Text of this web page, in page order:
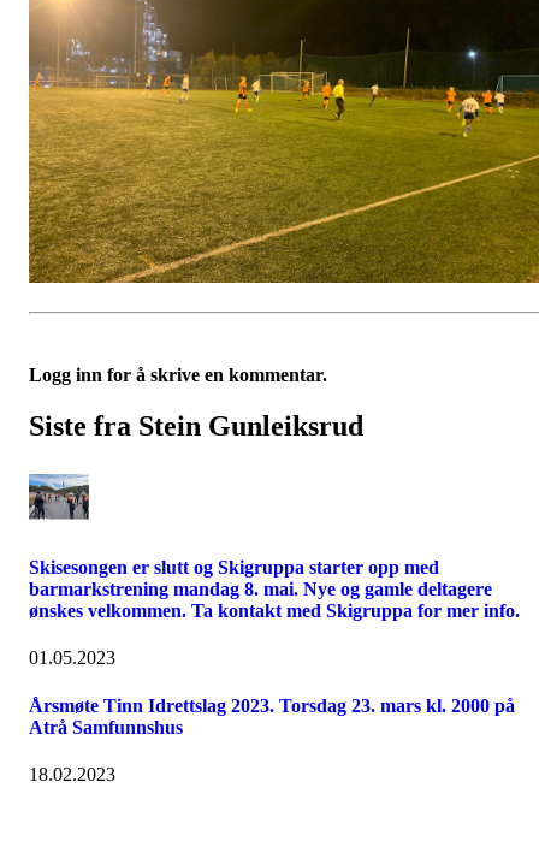
Logg inn for å skrive en kommentar.
Siste fra Stein Gunleiksrud
Skisesongen er slutt og Skigruppa starter opp med
barmarkstrening mandag 8. mai. Nye og gamle deltagere
ønskes velkommen. Ta kontakt med Skigruppa for mer info.
01.05.2023
Årsmøte Tinn Idrettslag 2023. Torsdag 23. mars kl. 2000 på
Atrå Samfunnshus
18.02.2023